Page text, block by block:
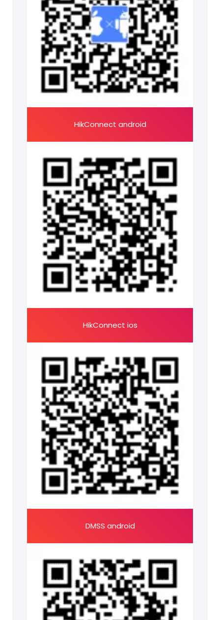
HikConnect android
HikConnect ios
DMSS android